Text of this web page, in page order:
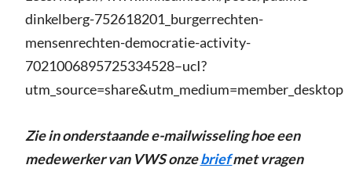
dinkelberg-752618201_burgerrechten-
mensenrechten-democratie-activity-
7021006895725334528–ucI?
utm_source=share&utm_medium=member_desktop
Zie in onderstaande e-mailwisseling hoe een
medewerker van VWS onzebriefmet vragen